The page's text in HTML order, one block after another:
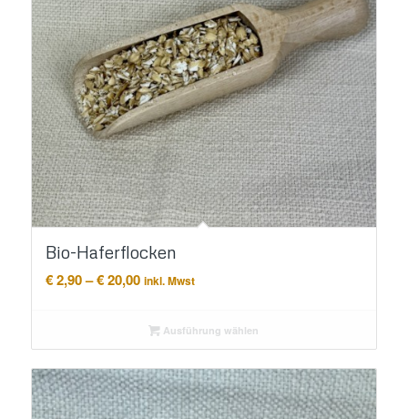
Bio-Haferflocken
€2,90–€20,00Preisspanne:
€ 20,00
inkl. Mwst
Ausführung wählen